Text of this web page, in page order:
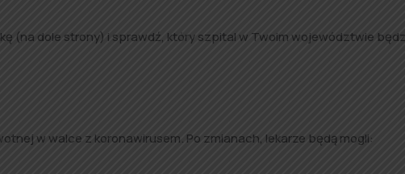
(na dole strony) i sprawdź, który szpital w Twoim województwie
w walce z koronawirusem. Po zmianach, lekarze będą mogli: